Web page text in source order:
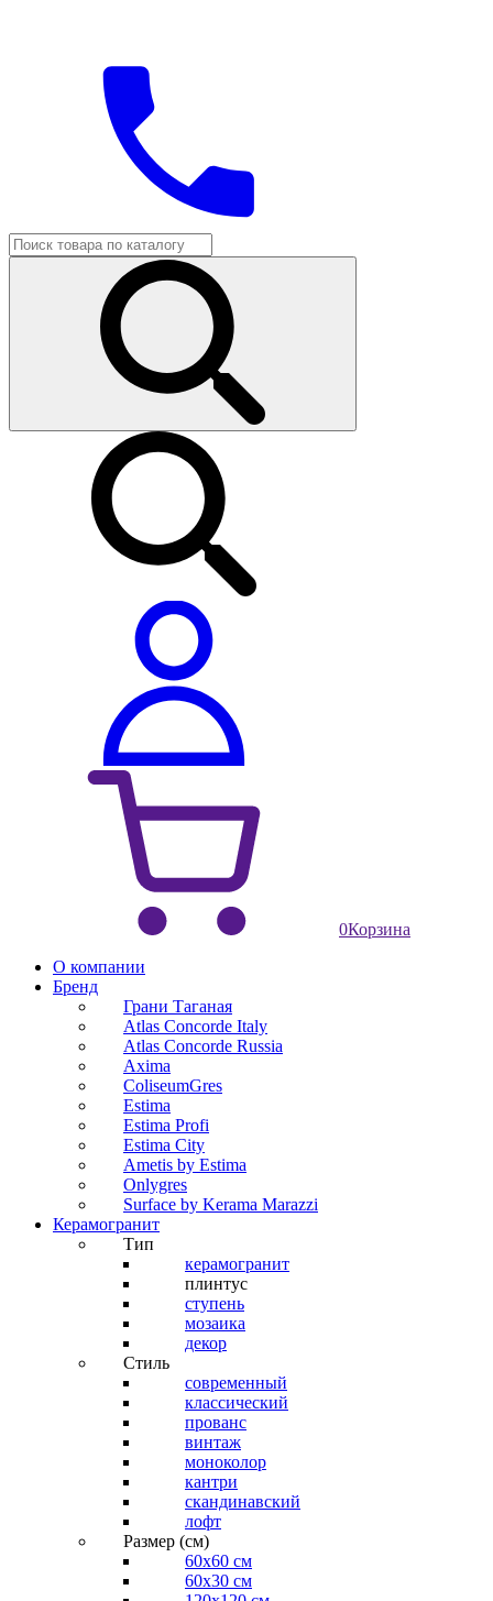
0Корзина
О компании
Бренд
Грани Таганая
Atlas Concorde Italy
Atlas Concorde Russia
Axima
ColiseumGres
Estima
Estima Profi
Estima City
Ametis by Estima
Onlygres
Surface by Kerama Marazzi
Керамогранит
Тип
керамогранит
плинтус
ступень
мозаика
декор
Стиль
современный
классический
прованс
винтаж
моноколор
кантри
скандинавский
лофт
Размер (см)
60х60 см
60x30 см